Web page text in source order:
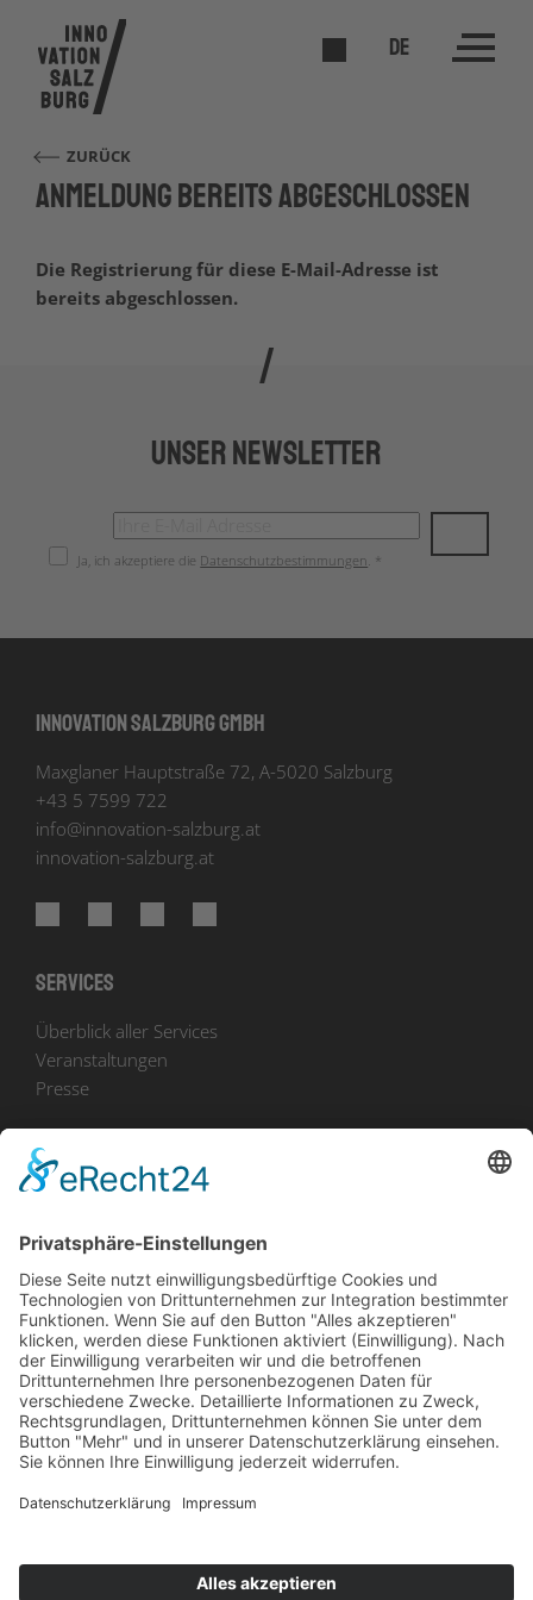
DE
ZURÜCK
Anmeldung bereits abgeschlossen
Die Registrierung für diese E-Mail-Adresse ist
bereits abgeschlossen.
Unser Newsletter
Ja, ich akzeptiere die Datenschutzbestimmungen . *
Innovation Salzburg GmbH
Maxglaner Hauptstraße 72, A-5020 Salzburg
+43 5 7599 722
info@innovation-salzburg.at
innovation-salzburg.at
Services
Überblick aller Services
Veranstaltungen
Presse
Bekanntmachungen
Ausschreibungen
Zu uns
Unser Team
Arbeiten bei Innovation Salzburg
Anfahrt
Die Innovation Salzburg GmbH ist ein Unternehmen von
Salzburg und Industriellenvereinigung Salzburg.